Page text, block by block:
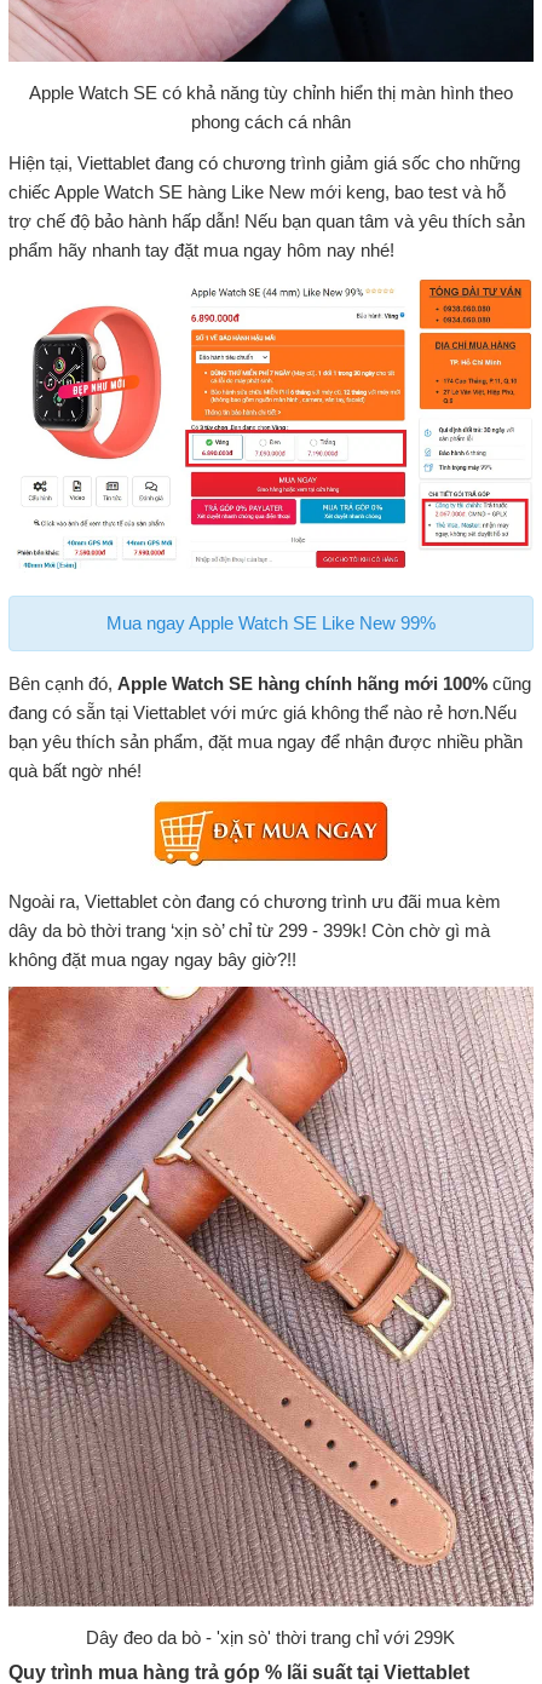
Apple Watch SE có khả năng tùy chỉnh hiển thị màn hình theo
phong cách cá nhân
Hiện tại, Viettablet đang có chương trình giảm giá sốc cho những
chiếc Apple Watch SE hàng Like New mới keng, bao test và hỗ
trợ chế độ bảo hành hấp dẫn! Nếu bạn quan tâm và yêu thích sản
phẩm hãy nhanh tay đặt mua ngay hôm nay nhé!
Mua ngay Apple Watch SE Like New 99%
Bên cạnh đó, Apple Watch SE hàng chính hãng mới 100% cũng
đang có sẵn tại Viettablet với mức giá không thể nào rẻ hơn.Nếu
bạn yêu thích sản phẩm, đặt mua ngay để nhận được nhiều phần
quà bất ngờ nhé!
Ngoài ra, Viettablet còn đang có chương trình ưu đãi mua kèm
dây da bò thời trang ‘xịn sò’ chỉ từ 299 - 399k! Còn chờ gì mà
không đặt mua ngay ngay bây giờ?!!
Dây đeo da bò - 'xịn sò' thời trang chỉ với 299K
Quy trình mua hàng trả góp % lãi suất tại Viettablet